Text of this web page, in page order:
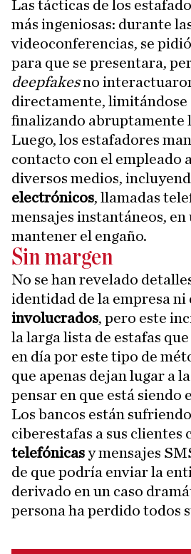
Las tácticas de los
más ingeniosas: durante
videoconferencias, se
para que se presentara,
deepfakesno
directamente, limitándose
finalizando abruptamente
Luego, los estafadores
contacto con el empleado
diversos medios,
electrónicos, llamadas
mensajes instantáneos,
mantener el engaño.
Sin margen
No se han revelado
identidad de la empresa ni
involucrados, pero este
la larga lista de estafas
en día por este tipo de
que apenas dejan lugar a
pensar en que está siendo
Los bancos están
ciberestafas a sus clientes
telefónicasy mensajes
de que podría enviar la
derivado en un caso
persona ha perdido todos